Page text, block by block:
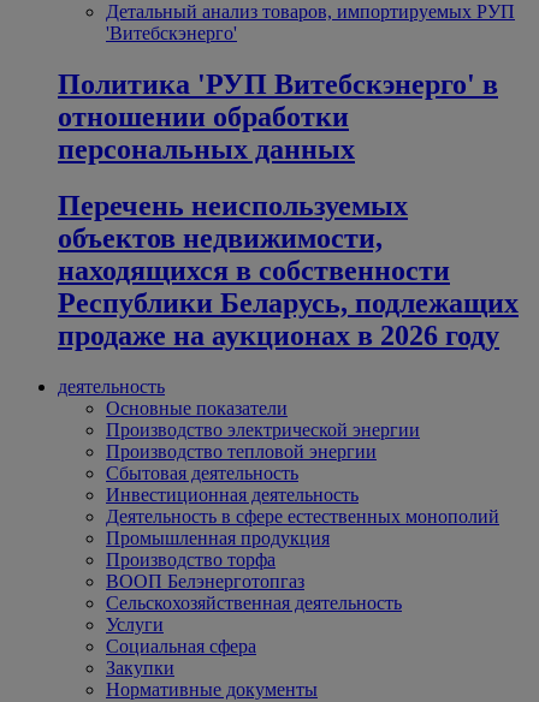
Детальный анализ товаров, импортируемых РУП
'Витебскэнерго'
Политика 'РУП Витебскэнерго' в
отношении обработки
персональных данных
Перечень неиспользуемых
объектов недвижимости,
находящихся в собственности
Республики Беларусь, подлежащих
продаже на аукционах в 2026 году
деятельность
Основные показатели
Производство электрической энергии
Производство тепловой энергии
Сбытовая деятельность
Инвестиционная деятельность
Деятельность в сфере естественных монополий
Промышленная продукция
Производство торфа
ВООП Белэнерготопгаз
Сельскохозяйственная деятельность
Услуги
Социальная сфера
Закупки
Нормативные документы